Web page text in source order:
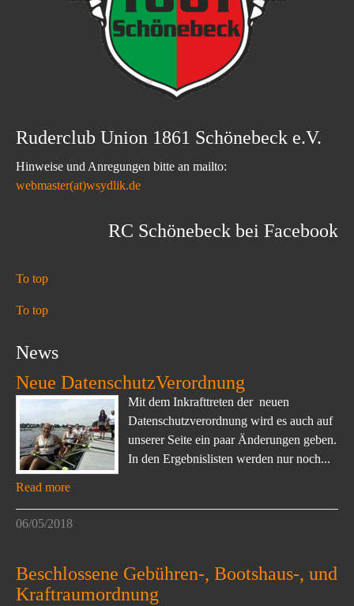
Ruderclub Union 1861 Schönebeck e.V.
Hinweise und Anregungen bitte an mailto:
webmaster(at)wsydlik.de
RC Schönebeck bei Facebook
To top
To top
News
Neue DatenschutzVerordnung
Mit dem Inkrafttreten der neuen
Datenschutzverordnung wird es auch auf
unserer Seite ein paar Änderungen geben.
In den Ergebnislisten werden nur noch...
Read more
06/05/2018
Beschlossene Gebühren-, Bootshaus-, und
Kraftraumordnung